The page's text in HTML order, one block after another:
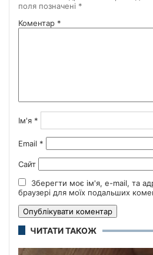
поля позначені *
Коментар *
Ім'я *
Email *
Сайт
Зберегти моє ім'я, e-mail, та
браузері для моїх подальших
ЧИТАТИ ТАКОЖ